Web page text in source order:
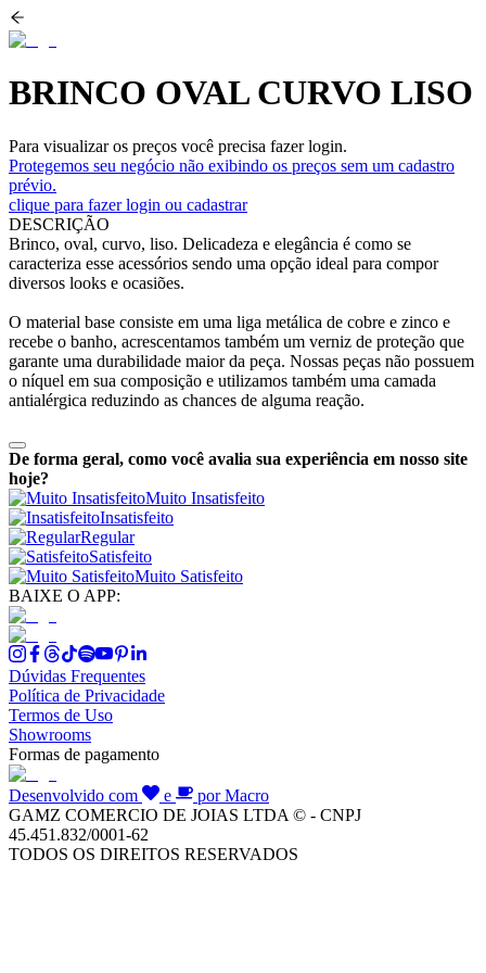
BRINCO OVAL CURVO LISO
Para visualizar os preços você precisa fazer login.
Protegemos seu negócio não exibindo os preços sem um cadastro
prévio.
clique para fazer login ou cadastrar
DESCRIÇÃO
Brinco, oval, curvo, liso. Delicadeza e elegância é como se
caracteriza esse acessórios sendo uma opção ideal para compor
diversos looks e ocasiões.
O material base consiste em uma liga metálica de cobre e zinco e
recebe o banho, acrescentamos também um verniz de proteção que
garante uma durabilidade maior da peça. Nossas peças não possuem
o níquel em sua composição e utilizamos também uma camada
antialérgica reduzindo as chances de alguma reação.
De forma geral, como você avalia sua experiência em nosso site
hoje?
Muito Insatisfeito
Insatisfeito
Regular
Satisfeito
Muito Satisfeito
BAIXE O APP:
Dúvidas Frequentes
Política de Privacidade
Termos de Uso
Showrooms
Formas de pagamento
Desenvolvido com e
por Macro
GAMZ COMERCIO DE JOIAS LTDA © - CNPJ
45.451.832/0001-62
TODOS OS DIREITOS RESERVADOS